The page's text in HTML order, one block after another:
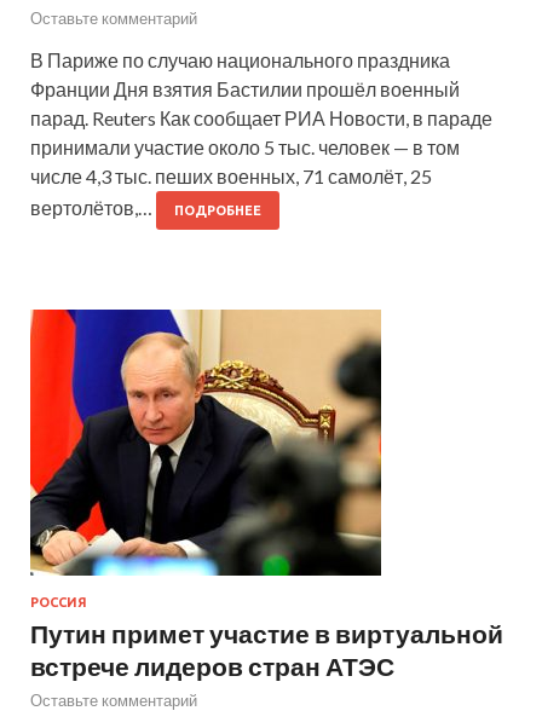
Оставьте комментарий
В Париже по случаю национального праздника
Франции Дня взятия Бастилии прошёл военный
парад. Reuters Как сообщает РИА Новости, в параде
принимали участие около 5 тыс. человек — в том
числе 4,3 тыс. пеших военных, 71 самолёт, 25
вертолётов,…
ПОДРОБНЕЕ
РОССИЯ
Путин примет участие в виртуальной
встрече лидеров стран АТЭС
Оставьте комментарий